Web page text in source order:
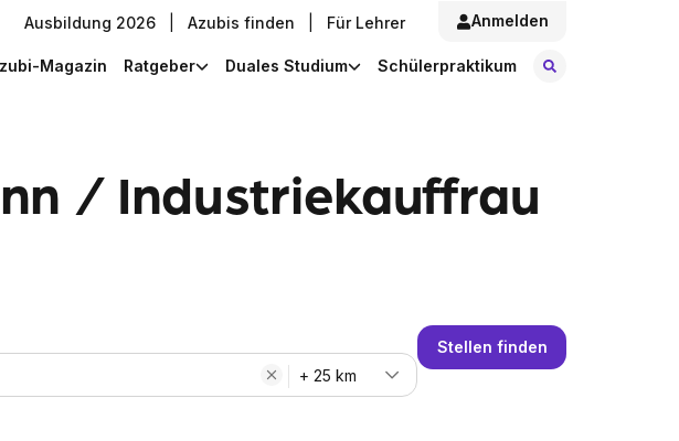
Ausbildung 2026 Azubis finden Für Lehrer Anmelden
Magazin Ratgeber Duales Studium Schülerpraktikum
/ Industriekauffrau
+ 25 km
Stellen finden